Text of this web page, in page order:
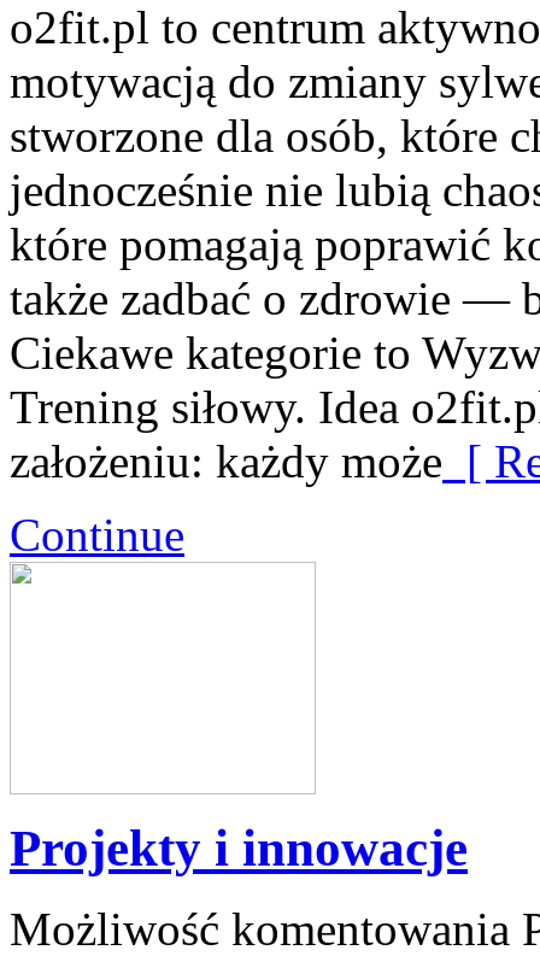
o2fit.pl to centrum
motywacją do zmiany
stworzone dla osób, które
jednocześnie nie lubią
które pomagają poprawić
także zadbać o zdrowie —
Ciekawe kategorie to
Trening siłowy. Idea
założeniu: każdy może [
Continue
Projekty i innowacje
Możliwość komentowania